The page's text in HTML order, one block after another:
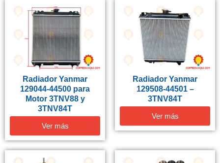
Radiador Yanmar
129044-44500 para
Motor 3TNV88 y
3TNV84T
Ver más
Radiador Yanmar
129508‑44501 –
3TNV84T
Ver más